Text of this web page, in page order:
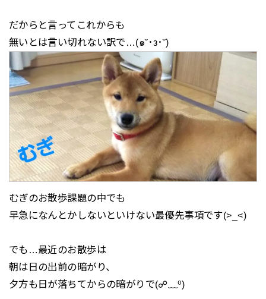
だからと言ってこれからも
無いとは言い切れない訳で…(๑˘･з･˘)
むぎのお散歩課題の中でも
早急になんとかしないといけない最優先事項です(>_<)
でも…最近のお散歩は
朝は日の出前の暗がり、
夕方も日が落ちてからの暗がりで(☍﹏⁰)